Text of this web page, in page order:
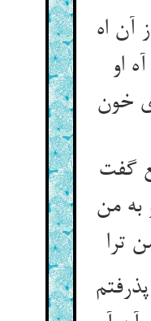
آن اه
او
خون‏
گفت
به من
ترا